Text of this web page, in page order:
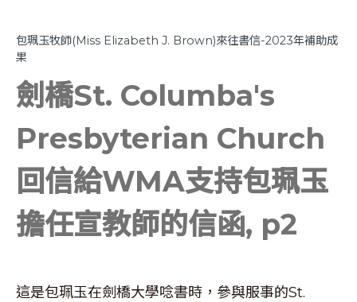
包珮玉牧師(Miss Elizabeth J. Brown)來往書信-2023年補助成
果
劍橋St. Columba's
Presbyterian Church
回信給WMA支持包珮玉
擔任宣教師的信函, p2
這是包珮玉在劍橋大學唸書時，參與服事的St.